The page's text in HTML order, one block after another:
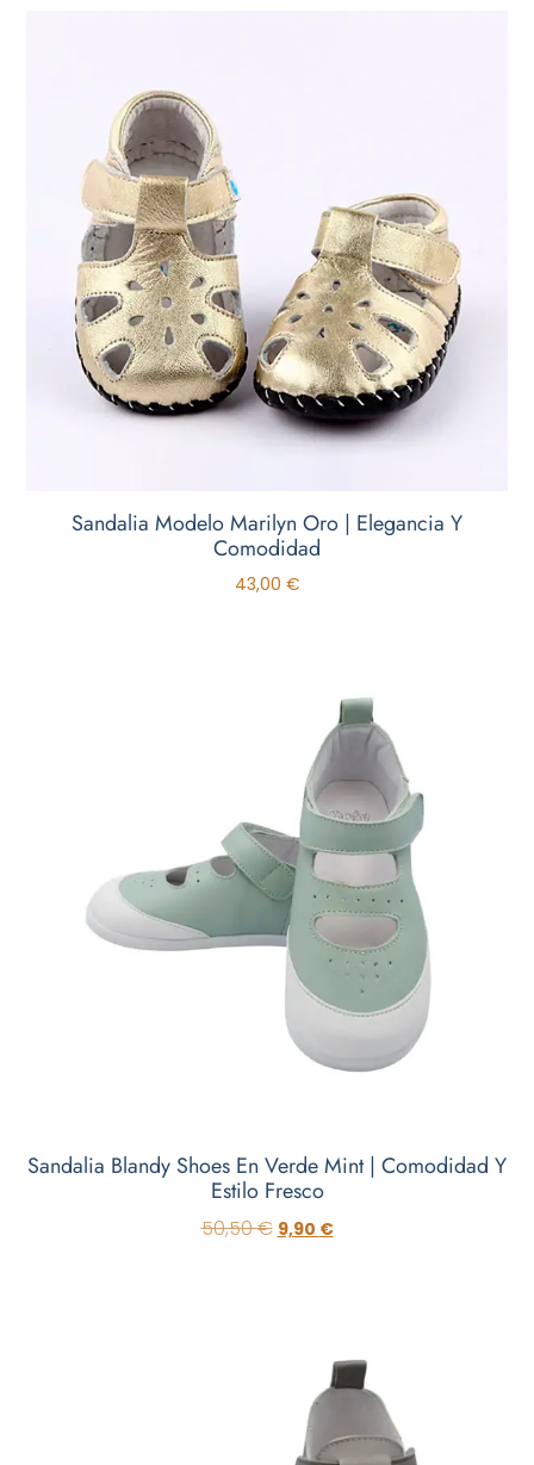
Sandalia Modelo Marilyn Oro | Elegancia Y
Comodidad
43,00 €
Sandalia Blandy Shoes En Verde Mint | Comodidad Y
Estilo Fresco
50,50€ 9,90 €